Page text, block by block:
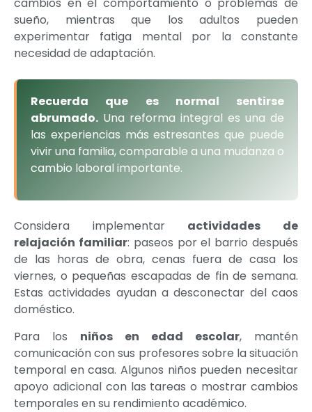
sueño, mientras que los adultos pueden
experimentar fatiga mental por la constante
necesidad de adaptación.
Recuerda que es normal sentirse
abrumado. Una reforma integral es una de
las experiencias más estresantes que puede
vivir una familia, comparable a una mudanza o
cambio laboral importante.
Considera implementar actividades de
relajación familiar: paseos por el barrio después
de las horas de obra, cenas fuera de casa los
viernes, o pequeñas escapadas de fin de semana.
Estas actividades ayudan a desconectar del caos
doméstico.
Para los niños en edad escolar, mantén
comunicación con sus profesores sobre la situación
temporal en casa. Algunos niños pueden necesitar
apoyo adicional con las tareas o mostrar cambios
temporales en su rendimiento académico.